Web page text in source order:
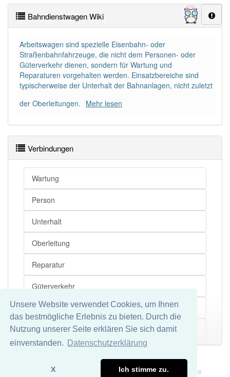
Unsere Website verwendet Cookies, um Ihnen
das bestmögliche Erlebnis zu bieten. Durch die
Nutzung unserer Seite erklären Sie sich damit
einverstanden.
Datenschutzerklärung
X Ich stimme zu.
Häufigkeit: 2 von 10
Wörter mit Endung-bahndienstwagenaber mit
einem anderen Artikel: -1
korrekt erraten.
Bahndienstwagen Wiki
Arbeitswagen sind spezielle Eisenbahn- oder
Straßenbahnfahrzeuge, die nicht dem Personen- oder
Güterverkehr dienen, sondern für Wartung und
Reparaturen vorgehalten werden. Einsatzbereiche sind
typischerweise der Unterhalt der Bahnanlagen, nicht zuletzt
der Oberleitungen. Mehr lesen
Verbindungen
Wartung
Person
Unterhalt
Oberleitung
Reparatur
Güterverkehr
Arbeitswagen
Eisenbahn Mehr
Datenschutz
Wir übernehmen keine Garantie und keine Haftung für die